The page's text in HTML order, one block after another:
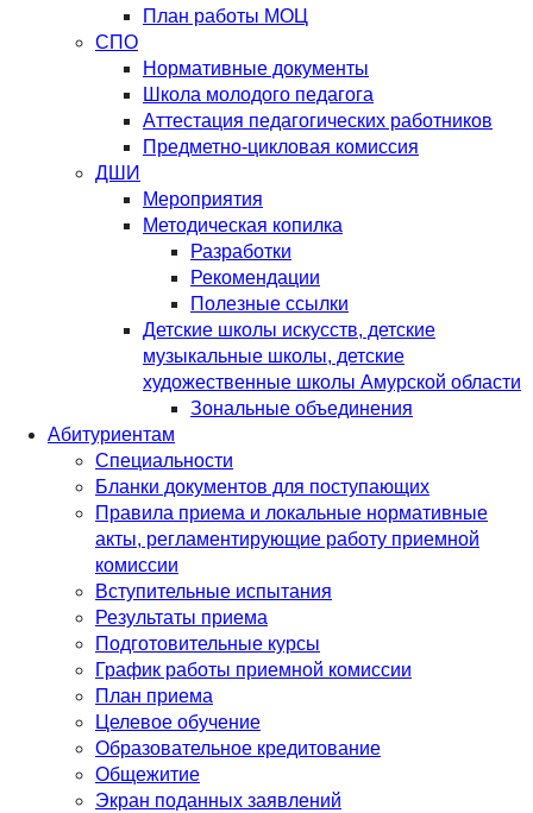
План работы МОЦ
СПО
Нормативные документы
Школа молодого педагога
Аттестация педагогических работников
Предметно-цикловая комиссия
ДШИ
Мероприятия
Методическая копилка
Разработки
Рекомендации
Полезные ссылки
Детские школы искусств, детские
музыкальные школы, детские
художественные школы Амурской области
Зональные объединения
Абитуриентам
Специальности
Бланки документов для поступающих
Правила приема и локальные нормативные
акты, регламентирующие работу приемной
комиссии
Вступительные испытания
Результаты приема
Подготовительные курсы
График работы приемной комиссии
План приема
Целевое обучение
Образовательное кредитование
Общежитие
Экран поданных заявлений